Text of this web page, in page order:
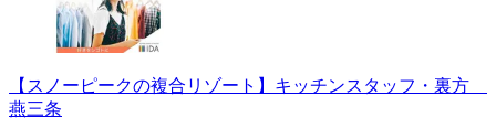
【スノーピークの複合リゾート】キッチンスタッフ・裏方
燕三条